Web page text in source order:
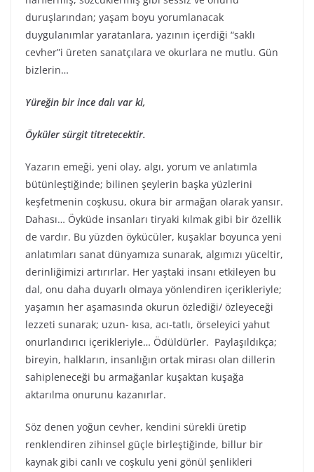
duruşlarından; yaşam boyu yorumlanacak
duygulanımlar yaratanlara, yazının içerdiği “saklı
cevher”i üreten sanatçılara ve okurlara ne mutlu. Gün
bizlerin…
Yüreğin bir ince dalı var ki,
Öyküler sürgit titretecektir.
Yazarın emeği, yeni olay, algı, yorum ve anlatımla
bütünleştiğinde; bilinen şeylerin başka yüzlerini
keşfetmenin coşkusu, okura bir armağan olarak yansır.
Dahası… Öyküde insanları tiryaki kılmak gibi bir özellik
de vardır. Bu yüzden öykücüler, kuşaklar boyunca yeni
anlatımları sanat dünyamıza sunarak, algımızı yüceltir,
derinliğimizi artırırlar. Her yaştaki insanı etkileyen bu
dal, onu daha duyarlı olmaya yönlendiren içerikleriyle;
yaşamın her aşamasında okurun özlediği/ özleyeceği
lezzeti sunarak; uzun- kısa, acı-tatlı, örseleyici yahut
onurlandırıcı içerikleriyle… Ödüldürler. Paylaşıldıkça;
bireyin, halkların, insanlığın ortak mirası olan dillerin
sahipleneceği bu armağanlar kuşaktan kuşağa
aktarılma onurunu kazanırlar.
Söz denen yoğun cevher, kendini sürekli üretip
renklendiren zihinsel güçle birleştiğinde, billur bir
kaynak gibi canlı ve coşkulu yeni gönül şenlikleri